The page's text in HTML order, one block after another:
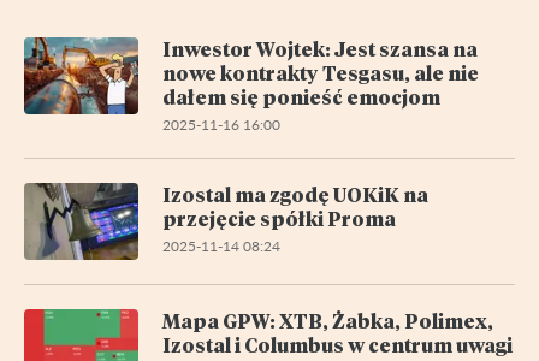
Inwestor Wojtek: Jest szansa na
nowe kontrakty Tesgasu, ale nie
dałem się ponieść emocjom
2025-11-16 16:00
Izostal ma zgodę UOKiK na
przejęcie spółki Proma
2025-11-14 08:24
Mapa GPW: XTB, Żabka, Polimex,
Izostal i Columbus w centrum uwagi